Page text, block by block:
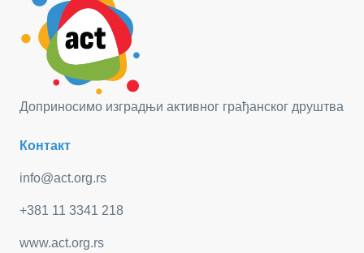
Доприносимо изградњи активног грађанског друштва
Контакт
info@act.org.rs
+381 11 3341 218
www.act.org.rs